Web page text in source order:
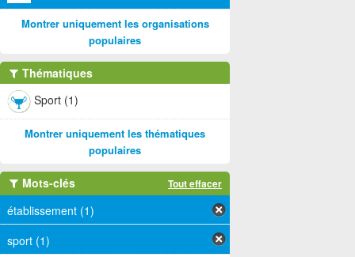
Montrer uniquement les organisations
populaires
Thématiques
Sport (1)
Montrer uniquement les thématiques
populaires
Mots-clés Tout effacer
établissement (1)
sport (1)